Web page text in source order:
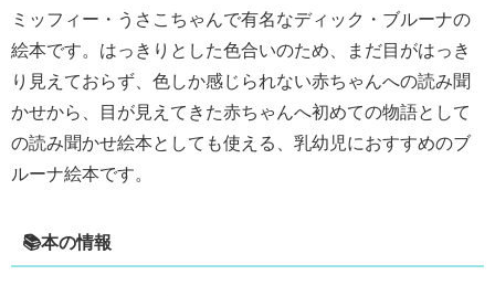
ミッフィー・うさこちゃんで有名なディック・ブルーナの
絵本です。はっきりとした色合いのため、まだ目がはっき
り見えておらず、色しか感じられない赤ちゃんへの読み聞
かせから、目が見えてきた赤ちゃんへ初めての物語として
の読み聞かせ絵本としても使える、乳幼児におすすめのブ
ルーナ絵本です。
📚本の情報